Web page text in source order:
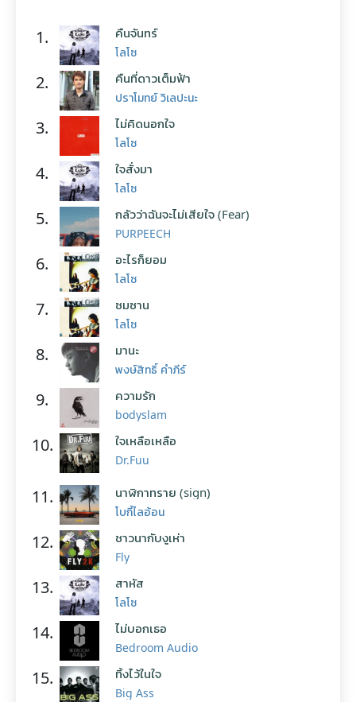
1. คืนจันทร์
โลโซ
2. คืนที่ดาวเต็มฟ้า
ปราโมทย์ วิเลปะนะ
3. ไม่คิดนอกใจ
โลโซ
4. ใจสั่งมา
โลโซ
5. กลัวว่าฉันจะไม่เสียใจ (Fear)
PURPEECH
6. อะไรก็ยอม
โลโซ
7. ซมซาน
โลโซ
8. มานะ
พงษ์สิทธิ์ คำภีร์
9. ความรัก
bodyslam
10. ใจเหลือเหลือ
Dr.Fuu
11. นาฬิกาทราย (sign)
โบกี้ไลอ้อน
12. ชาวนากับงูเห่า
Fly
13. สาหัส
โลโซ
14. ไม่บอกเธอ
Bedroom Audio
15. ทิ้งไว้ในใจ
Big Ass